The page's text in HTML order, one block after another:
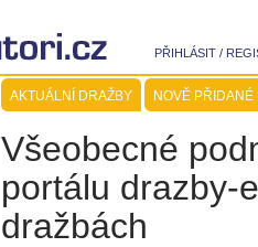
PŘIHLÁSIT /
AKTUÁLNÍ DRAŽBY NOVĚ PŘIDANÉ
Všeobecné
portálu drazby-
dražbách